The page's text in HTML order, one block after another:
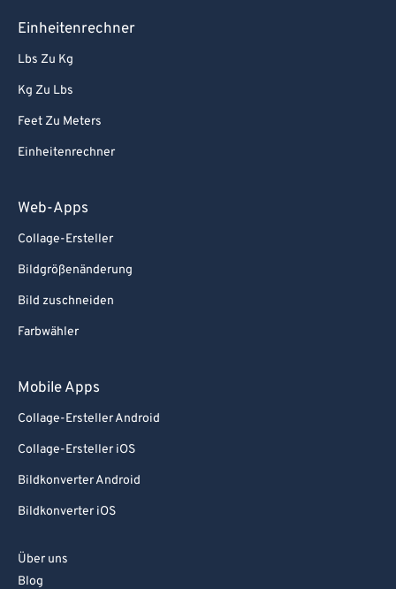
Einheitenrechner
Lbs Zu Kg
Kg Zu Lbs
Feet Zu Meters
Einheitenrechner
Web-Apps
Collage-Ersteller
Bildgrößenänderung
Bild zuschneiden
Farbwähler
Mobile Apps
Collage-Ersteller Android
Collage-Ersteller iOS
Bildkonverter Android
Bildkonverter iOS
Über uns
Blog